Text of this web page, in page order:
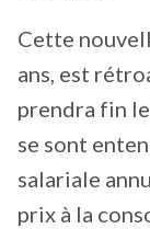
Cette
ans, est
prendra fin
se sont
salariale
prix à la